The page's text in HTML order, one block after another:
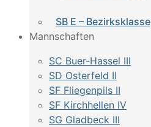
SB E – Bezirksklasse
Mannschaften
SC Buer-Hassel III
SD Osterfeld II
SF Fliegenpils II
SF Kirchhellen IV
SG Gladbeck III